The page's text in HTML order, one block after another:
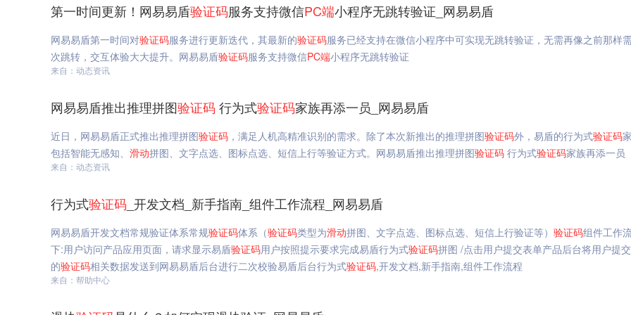
第一时间更新！网易易盾验证码服务支持微信PC端小程序无跳转验证_网易易盾
网易易盾第一时间对验证码服务进行更新迭代，其最新的验证码服务已经支持在微信小程序中可实现无跳转验证，无需再像之前那样
次跳转，交互体验大大提升。网易易盾验证码服务支持微信PC端小程序无跳转验证
来自：动态资讯
网易易盾推出推理拼图验证码 行为式验证码家族再添一员_网易易盾
近日，网易易盾正式推出推理拼图验证码 ，满足人机高精准识别的需求。除了本次新推出的推理拼图验证码外，易盾的行为式验证码
包括智能无感知、 滑动拼图、文字点选、图标点选、短信上行等验证方式。网易易盾推出推理拼图验证码 行为式验证码家族再添一员
来自：动态资讯
行为式验证码 _开发文档_新手指南_组件工作流程_网易易盾
网易易盾开发文档常规验证体系常规验证码体系（验证码类型为滑动拼图、文字点选、图标点选、短信上行验证等） 验证码组件工作
下:用户访问产品应用页面，请求显示易盾验证码用户按照提示要求完成易盾行为式验证码拼图 /点击用户提交表单产品后台将用户提
的验证码相关数据发送到网易易盾后台进行二次校验易盾后台行为式验证码,开发文档,新手指南,组件工作流程
来自：帮助中心